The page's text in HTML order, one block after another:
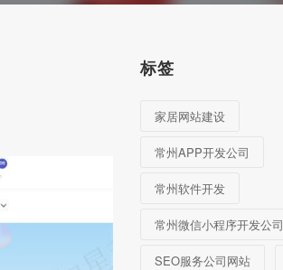
标签
家居网站建设
常州APP开发公司
常州软件开发
常州微信小程序开发公司
SEO服务公司网站